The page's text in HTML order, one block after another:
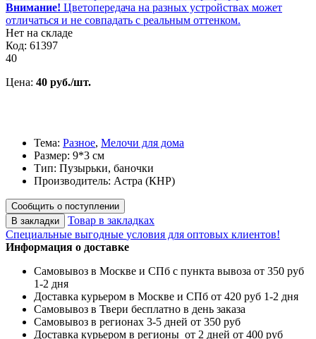
Внимание! Цветопередача на разных устройствах может
отличаться и не совпадать с реальным оттенком.
Нет на складе
Код: 61397
40
Цена: 40 руб./шт.
Тема: Разное, Мелочи для дома
Размер: 9*3 см
Тип: Пузырьки, баночки
Производитель: Астра (КНР)
Сообщить о поступлении
В закладки
Товар в закладках
Специальные выгодные условия для оптовых клиентов!
Информация о доставке
Самовывоз в Москве и СПб с пункта вывоза от 350 руб
1-2 дня
Доставка курьером в Москве и СПб от 420 руб 1-2 дня
Самовывоз в Твери бесплатно в день заказа
Самовывоз в регионах 3-5 дней от 350 руб
Доставка курьером в регионы от 2 дней от 400 руб